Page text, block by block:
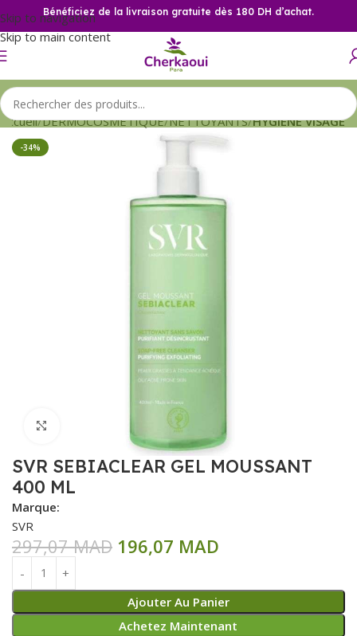
Skip to navigation
Skip to main content
Bénéficiez de la livraison gratuite dès 180 DH d’achat.
Accueil DERMOCOSMETIQUE NETTOYANTS HYGIENE VISAGE
-34%
SVR SEBIACLEAR GEL MOUSSANT
400 ML
Marque:
SVR
297,07MAD 196,07 MAD
Ajouter Au Panier
Achetez Maintenant